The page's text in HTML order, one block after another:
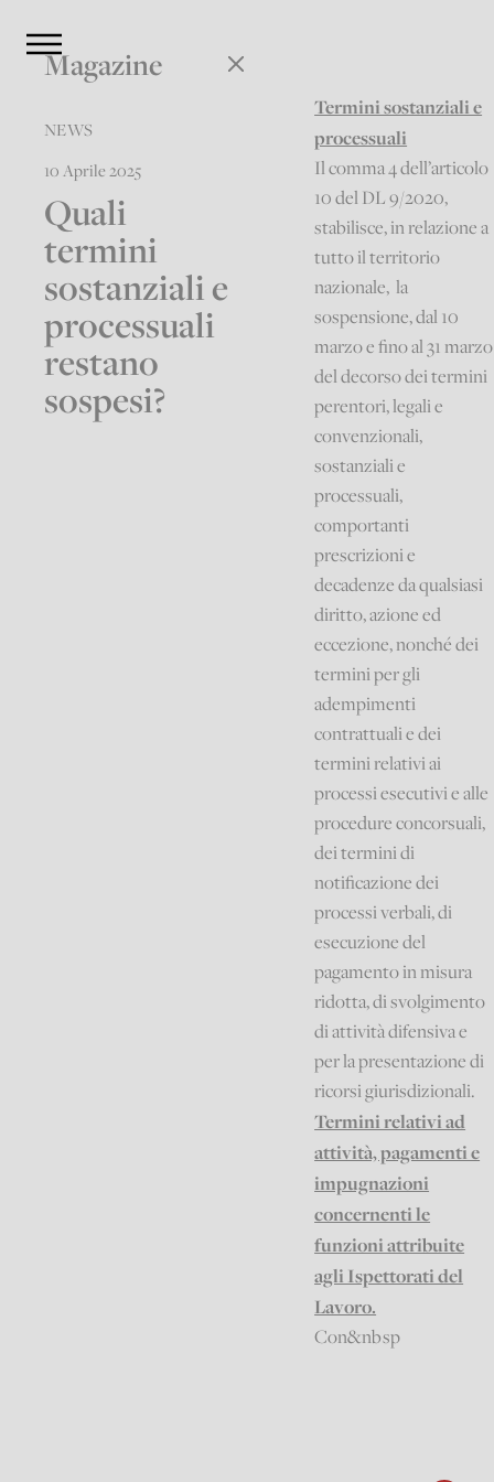
Magazine
NEWS
10 Aprile 2025
Quali
termini
sostanziali e
processuali
restano
sospesi?
Termini sostanziali e
processuali
Il comma 4 dell’articolo
10 del DL 9/2020,
stabilisce, in relazione a
tutto il territorio
nazionale, la
sospensione, dal 10
marzo e fino al 31 marzo
del decorso dei termini
perentori, legali e
convenzionali,
sostanziali e
processuali,
comportanti
prescrizioni e
decadenze da qualsiasi
diritto, azione ed
eccezione, nonché dei
termini per gli
adempimenti
contrattuali e dei
termini relativi ai
processi esecutivi e alle
procedure concorsuali,
dei termini di
notificazione dei
processi verbali, di
esecuzione del
pagamento in misura
ridotta, di svolgimento
di attività difensiva e
per la presentazione di
ricorsi giurisdizionali.
Termini relativi ad
attività, pagamenti e
impugnazioni
concernenti le
funzioni attribuite
agli Ispettorati del
Lavoro.
Con&nbsp